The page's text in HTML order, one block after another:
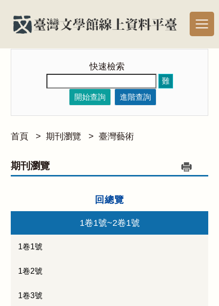
快速檢索
難
開始查詢
進階查詢
首頁 > 期刊瀏覽 > 臺灣藝術
期刊瀏覽
回總覽
1卷1號~2卷1號
1卷1號
1卷2號
1卷3號